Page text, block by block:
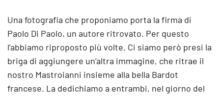
Una fotografia che proponiamo porta la firma di
Paolo Di Paolo, un autore ritrovato. Per questo
l’abbiamo riproposto più volte. Ci siamo però presi la
briga di aggiungere un’altra immagine, che ritrae il
nostro Mastroianni insieme alla bella Bardot
francese. La dedichiamo a entrambi, nel giorno del